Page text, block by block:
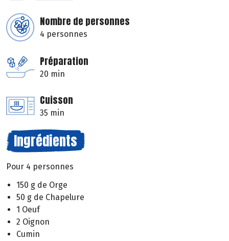
Nombre de personnes
4 personnes
Préparation
20 min
Cuisson
35 min
Ingrédients
Pour 4 personnes
150 g de Orge
50 g de Chapelure
1 Oeuf
2 Oignon
Cumin